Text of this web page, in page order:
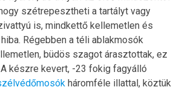
szétrepesztheti a tartályt vagy
is, mindkettő kellemetlen és
Régebben a téli ablakmosók
büdös szagot árasztottak, ez
készre kevert, -23 fokig fagyálló
háromféle illattal, köztük